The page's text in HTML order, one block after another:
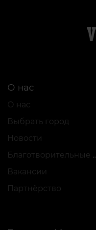
О нас
О нас
Выбрать город
Новости
Вакансии
Партнёрство